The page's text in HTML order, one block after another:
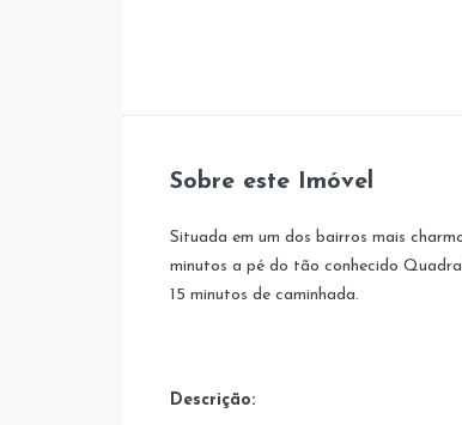
Sobre este Imóvel
Situada em um dos bairros mais
minutos a pé do tão conhecido
15 minutos de caminhada.
Descrição: